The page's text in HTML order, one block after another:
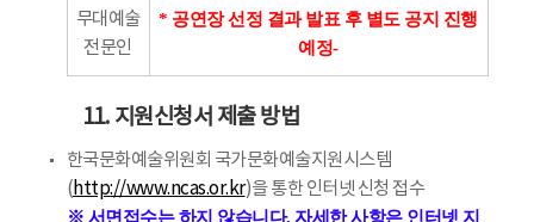
무대예술
전문인
* 공연장 선정 결과 발표 후 별도 공지 진행
예정-
11. 지원신청서 제출 방법
한국문화예술위원회 국가문화예술지원시스템
( http://www.ncas.or.kr)을 통한 인터넷 신청 접수
※ 서면접수는 하지 않습니다. 자세한 사항은 인터넷 지